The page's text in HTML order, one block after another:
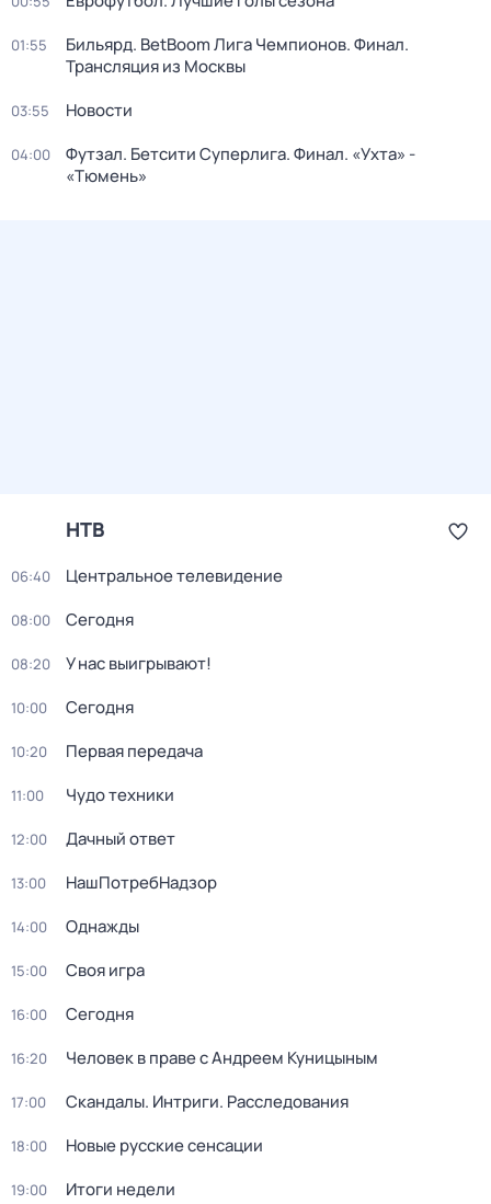
01:55
Бильярд. BetBoom Лига Чемпионов. Финал.
Трансляция из Москвы
03:55 Новости
04:00
Футзал. Бетсити Суперлига. Финал. «Ухта» -
«Тюмень»
НТВ
06:40 Центральное телевидение
08:00 Сегодня
08:20 У нас выигрывают!
10:00 Сегодня
10:20 Первая передача
11:00 Чудо техники
12:00 Дачный ответ
13:00 НашПотребНадзор
14:00 Однажды
15:00 Своя игра
16:00 Сегодня
16:20 Человек в праве с Андреем Куницыным
17:00 Скандалы. Интриги. Расследования
18:00 Новые русские сенсации
19:00 Итоги недели